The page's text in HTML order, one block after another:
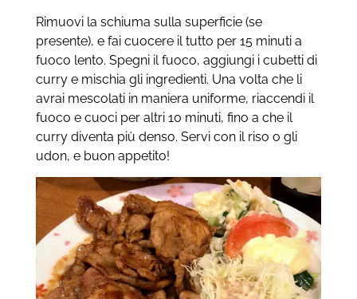
Rimuovi la schiuma sulla superficie (se
presente), e fai cuocere il tutto per 15 minuti a
fuoco lento. Spegni il fuoco, aggiungi i cubetti di
curry e mischia gli ingredienti. Una volta che li
avrai mescolati in maniera uniforme, riaccendi il
fuoco e cuoci per altri 10 minuti, fino a che il
curry diventa più denso. Servi con il riso o gli
udon, e buon appetito!